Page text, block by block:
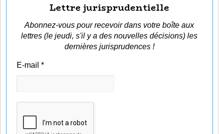
Lettre jurisprudentielle
Abonnez-vous pour recevoir dans votre boîte aux
lettres (le jeudi, s'il y a des nouvelles décisions) les
dernières jurisprudences !
E-mail*